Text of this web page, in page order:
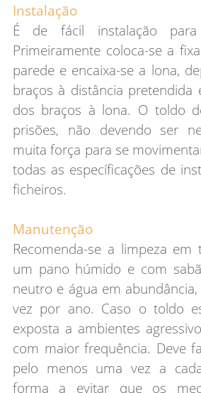
Instalação
É de fácil instalação para
Primeiramente coloca-se a
parede e encaixa-se a lona,
braços à distância pretendida
dos braços à lona. O toldo
prisões, não devendo ser
muita força para se
todas as específicações de
ficheiros.
Manutenção
Recomenda-se a limpeza em
um pano húmido e com
neutro e água em
vez por ano. Caso o toldo
exposta a ambientes
com maior frequência. Deve
pelo menos uma vez a
forma a evitar que os